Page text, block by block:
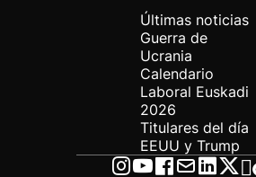
Últimas noticias
Guerra de
Ucrania
Calendario
Laboral Euskadi
2026
Titulares del día
EEUU y Trump